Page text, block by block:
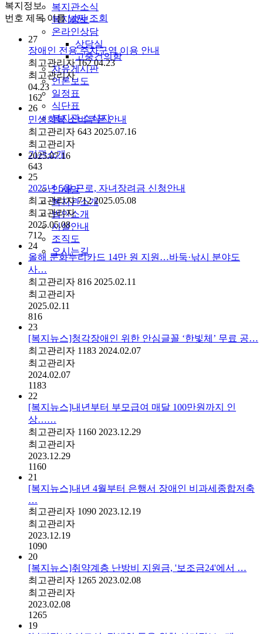
복지관소식
복지정보
온라인상담
상담실
고충건의함
자유게시판
언론보도
일정표
식단표
복지관 소식지
기관소개
인사말
복지관소개
법인소개
시설안내
조직도
오시는길
복지정보
번호 제목 이름 날짜 조회
27
장애인 전용 주차구역 이용 안내
최고관리자 162 04.23
최고관리자
04.23
162
26
민생회복 소비쿠폰 안내
최고관리자 643 2025.07.16
최고관리자
2025.07.16
643
25
2025년 5월 근로, 자녀장려금 신청안내
최고관리자 712 2025.05.08
최고관리자
2025.05.08
712
24
올해 문화누리카드 14만 원 지원…바둑·낚시 분야도
사…
최고관리자 816 2025.02.11
최고관리자
2025.02.11
816
23
[복지뉴스]청각장애인 위한 안심글꼴 ‘한빛체’ 무료 공…
최고관리자 1183 2024.02.07
최고관리자
2024.02.07
1183
22
[복지뉴스]내년부터 부모급여 매달 100만원까지 인
상……
최고관리자 1160 2023.12.29
최고관리자
2023.12.29
1160
21
[복지뉴스]내년 4월부터 은행서 장애인 비과세종합저축
…
최고관리자 1090 2023.12.19
최고관리자
2023.12.19
1090
20
[복지뉴스]취약계층 난방비 지원금, '보조금24'에서 …
최고관리자 1265 2023.02.08
최고관리자
2023.02.08
1265
19